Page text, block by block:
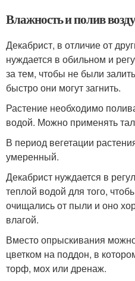
Влажность и полив
Декабрист, в отличие от
нуждается в обильном и
за тем, чтобы не были
быстро они могут загнить.
Растение необходимо
водой. Можно применять
В период вегетации
умеренный.
Декабрист нуждается в
теплой водой для того,
очищались от пыли и оно
влагой.
Вместо опрыскивания
цветком на поддон, в
торф, мох или дренаж.